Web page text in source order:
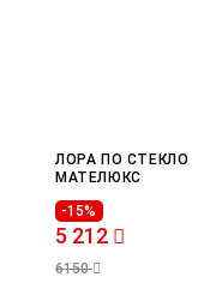
ЛОРА ПО СТЕКЛО
МАТЕЛЮКС
-15%
5 212
6150